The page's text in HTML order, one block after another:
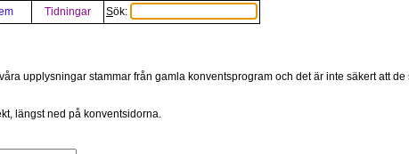
Tidningar Sök:
upplysningar stammar från gamla konventsprogram och det är inte säkert att
längst ned på konventsidorna.